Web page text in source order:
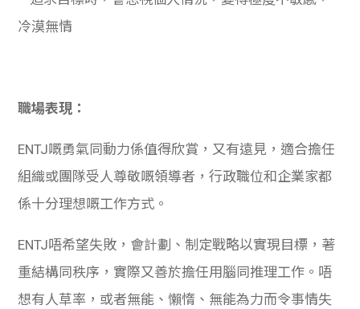
冷漠無情
職場表現：
ENTJ嘅勇氣同動力係值得欣賞，又有遠見，適合擔任
組織或團隊受人尊敬嘅領導者，行政職位和企業家都
係十分理想嘅工作方式。
ENTJ唔希望失敗，會計劃、制定戰略以實現目標，著
重結構同秩序，實際又善於擔任用腦同推理工作。唔
想有人草率，或者無能、懶惰、無能為力而令事情失